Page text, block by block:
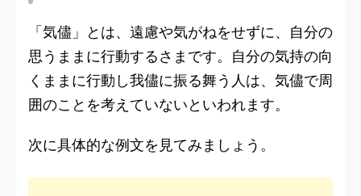
「気儘」とは、遠慮や気がねをせずに、自分の
思うままに行動するさまです。自分の気持の向
くままに行動し我儘に振る舞う人は、気儘で周
囲のことを考えていないといわれます。
次に具体的な例文を見てみましょう。